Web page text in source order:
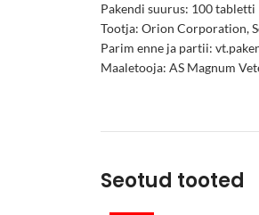
Pakendi suurus: 100 tabletti
Tootja: Orion Corporation,
Parim enne ja partii:
Maaletooja: AS Magnum
Seotud tooted